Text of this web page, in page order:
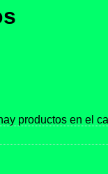
productos en el